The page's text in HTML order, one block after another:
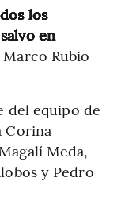
los
en
Rubio
del equipo de
Corina
Meda,
y Pedro